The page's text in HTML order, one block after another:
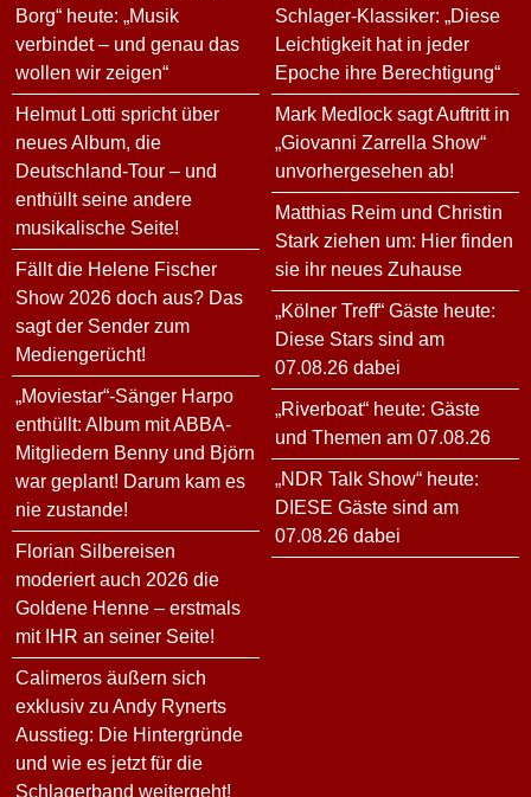
Borg“ heute: „Musik
verbindet – und genau das
wollen wir zeigen“
Helmut Lotti spricht über
neues Album, die
Deutschland-Tour – und
enthüllt seine andere
musikalische Seite!
Fällt die Helene Fischer
Show 2026 doch aus? Das
sagt der Sender zum
Mediengerücht!
„Moviestar“-Sänger Harpo
enthüllt: Album mit ABBA-
Mitgliedern Benny und Björn
war geplant! Darum kam es
nie zustande!
Florian Silbereisen
moderiert auch 2026 die
Goldene Henne – erstmals
mit IHR an seiner Seite!
Calimeros äußern sich
exklusiv zu Andy Rynerts
Ausstieg: Die Hintergründe
und wie es jetzt für die
Schlagerband weitergeht!
Schlager-Klassiker: „Diese
Leichtigkeit hat in jeder
Epoche ihre Berechtigung“
Mark Medlock sagt Auftritt in
„Giovanni Zarrella Show“
unvorhergesehen ab!
Matthias Reim und Christin
Stark ziehen um: Hier finden
sie ihr neues Zuhause
„Kölner Treff“ Gäste heute:
Diese Stars sind am
07.08.26 dabei
„Riverboat“ heute: Gäste
und Themen am 07.08.26
„NDR Talk Show“ heute:
DIESE Gäste sind am
07.08.26 dabei